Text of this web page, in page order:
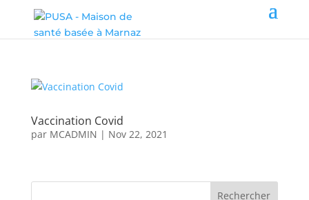
Vaccination Covid
par MCADMIN | Nov 22, 2021